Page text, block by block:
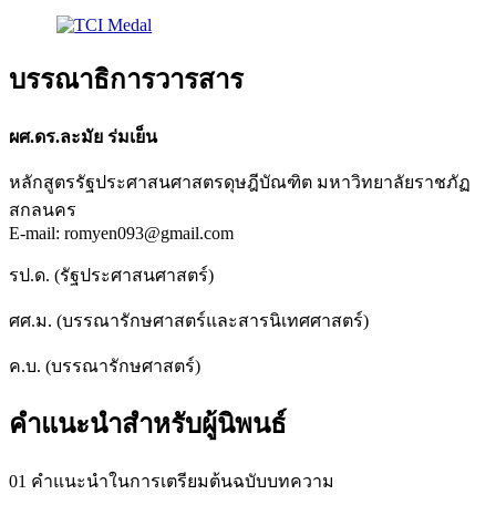
บรรณาธิการวารสาร
ผศ.ดร.ละมัย ร่มเย็น
หลักสูตรรัฐประศาสนศาสตรดุษฎีบัณฑิต มหาวิทยาลัยราชภัฏ
สกลนคร
E-mail: romyen093@gmail.com
รป.ด. (รัฐประศาสนศาสตร์)
ศศ.ม. (บรรณารักษศาสตร์และสารนิเทศศาสตร์)
ค.บ. (บรรณารักษศาสตร์)
คำแนะนำสำหรับผู้นิพนธ์
01 คำแนะนำในการเตรียมต้นฉบับบทความ